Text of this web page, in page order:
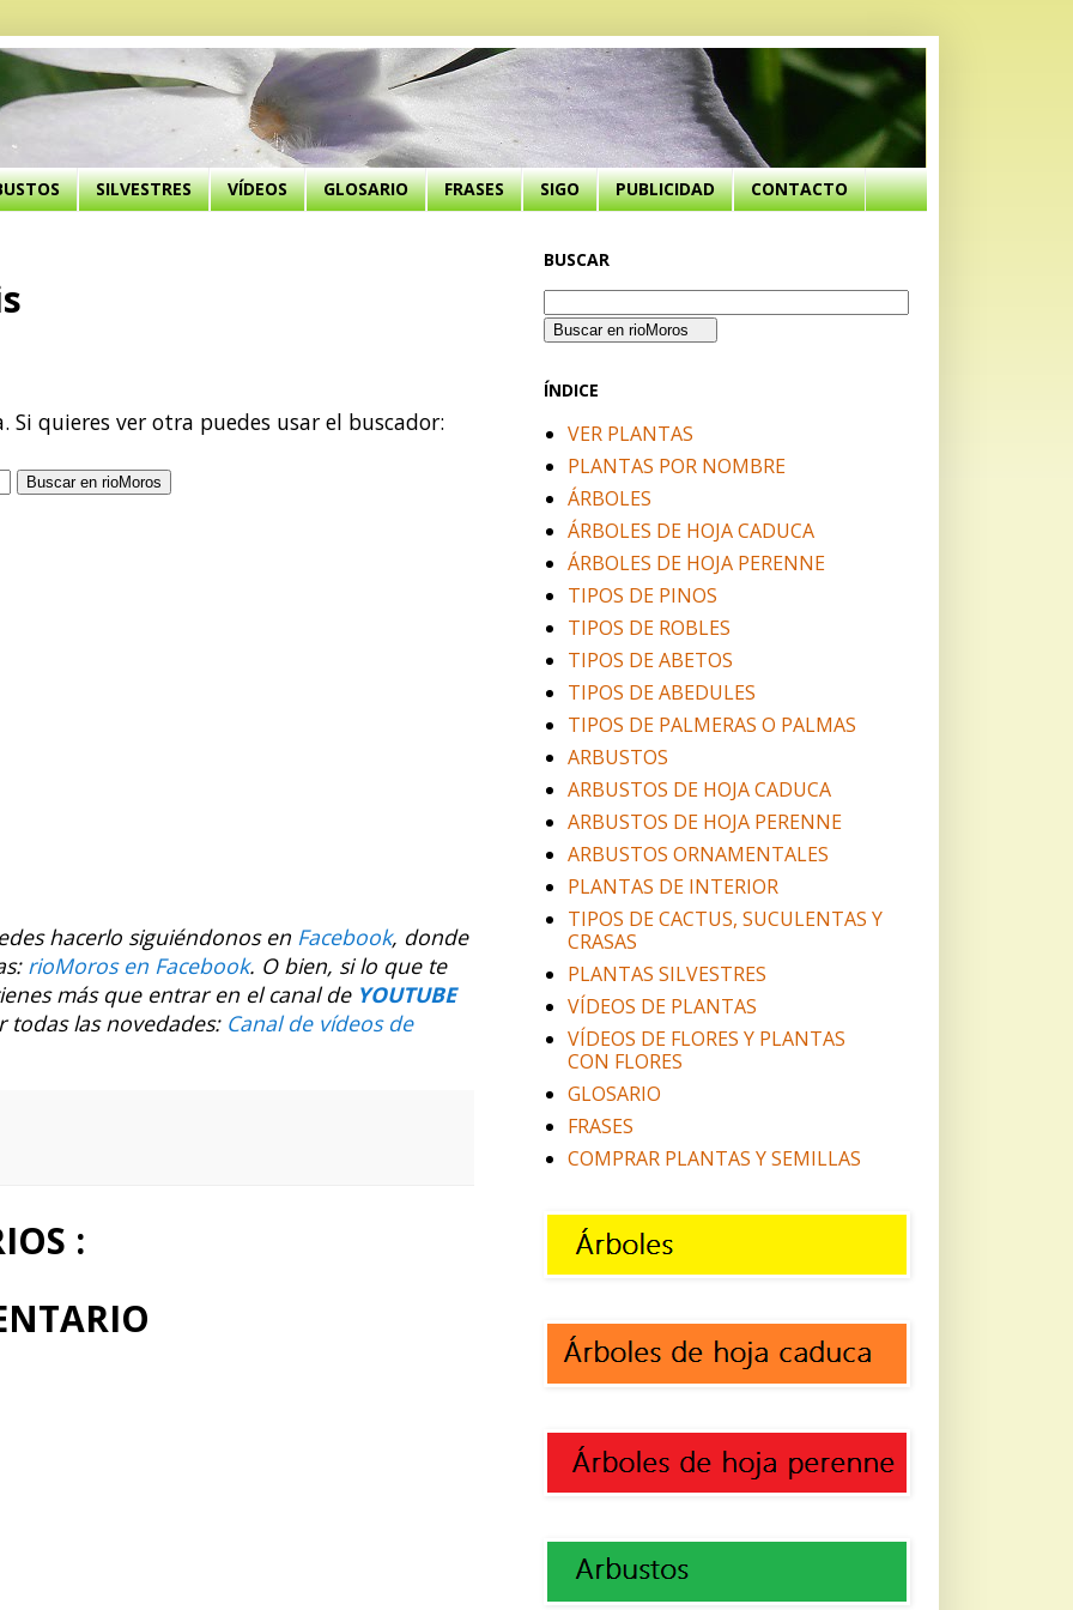
SILVESTRES VÍDEOS GLOSARIO FRASES SIGO PUBLICIDAD CONTACTO
quieres ver otra puedes usar el buscador:
hacerlo siguiéndonos en Facebook, donde
rioMoros en Facebook. O bien, si lo que te
más que entrar en el canal de YOUTUBE
todas las novedades: Canal de vídeos de
:
BUSCAR
ÍNDICE
VER PLANTAS
PLANTAS POR NOMBRE
ÁRBOLES
ÁRBOLES DE HOJA CADUCA
ÁRBOLES DE HOJA PERENNE
TIPOS DE PINOS
TIPOS DE ROBLES
TIPOS DE ABETOS
TIPOS DE ABEDULES
TIPOS DE PALMERAS O PALMAS
ARBUSTOS
ARBUSTOS DE HOJA CADUCA
ARBUSTOS DE HOJA PERENNE
ARBUSTOS ORNAMENTALES
PLANTAS DE INTERIOR
TIPOS DE CACTUS, SUCULENTAS Y
CRASAS
PLANTAS SILVESTRES
VÍDEOS DE PLANTAS
VÍDEOS DE FLORES Y PLANTAS
CON FLORES
GLOSARIO
FRASES
COMPRAR PLANTAS Y SEMILLAS